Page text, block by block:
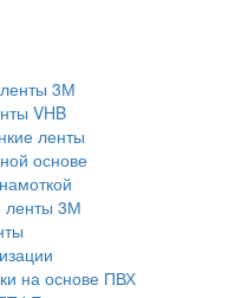
ленты 3М
VHB
ленты
основе
ленты 3М
на основе ПВХ